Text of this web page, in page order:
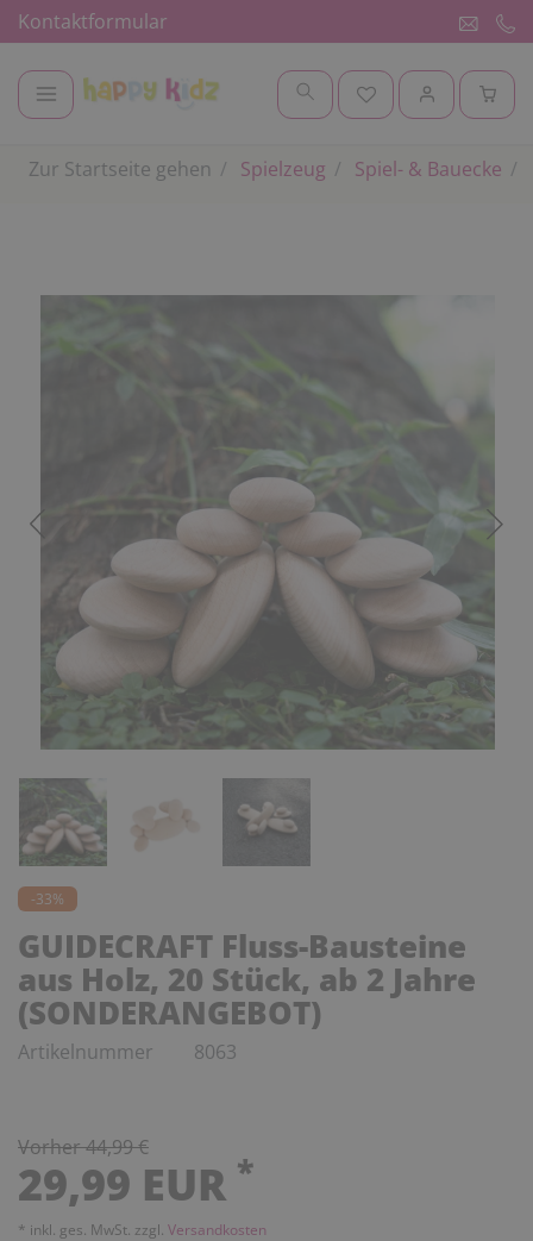
Kontaktformular
Zur Startseite gehen Spielzeug Spiel- & Bauecke
-33%
GUIDECRAFT Fluss-Bausteine
aus Holz, 20 Stück, ab 2 Jahre
(SONDERANGEBOT)
Artikelnummer 8063
Vorher 44,99 €
29,99 EUR *
* inkl. ges. MwSt. zzgl. Versandkosten